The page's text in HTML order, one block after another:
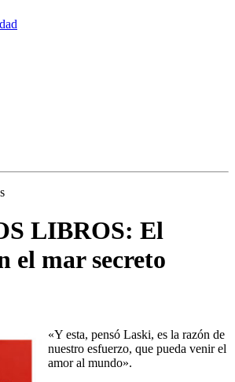
LIBROS: El
el mar secreto
«Y esta, pensó Laski, es la razón de
nuestro esfuerzo, que pueda venir el
amor al mundo».